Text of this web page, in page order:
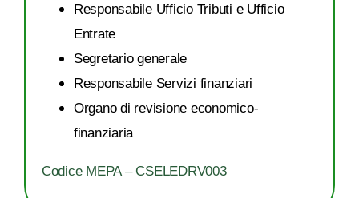
Responsabile Ufficio Tributi e Ufficio
Entrate
Segretario generale
Responsabile Servizi finanziari
Organo di revisione economico-
finanziaria
Codice MEPA – CSELEDRV003